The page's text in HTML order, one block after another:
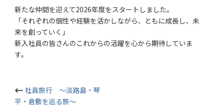
新たな仲間を迎えて2026年度をスタートしました。
「それぞれの個性や経験を活かしながら、ともに成長し、未
来を創っていく」
新入社員の皆さんのこれからの活躍を心から期待していま
す。
投社員旅行 〜淡路島・琴
平・倉敷を巡る旅〜